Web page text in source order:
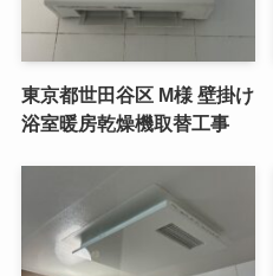
東京都世田谷区 M様 壁掛け
浴室暖房乾燥機取替工事